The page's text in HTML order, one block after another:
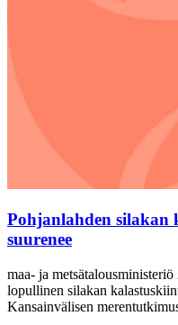
Pohjanlahden silakan
suurenee
maa- ja
lopullinen silakan
Kansainvälisen